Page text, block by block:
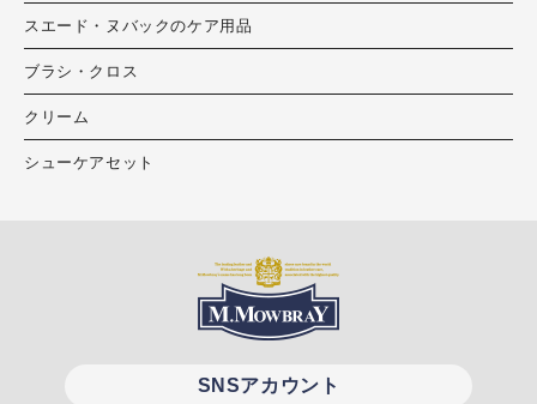
スエード・ヌバックのケア用品
ブラシ・クロス
クリーム
シューケアセット
SNSアカウント